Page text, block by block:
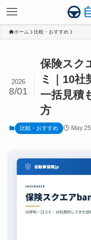
ホーム 比較・おすすめ
保険スク
ミ｜10社
一括見積
方
2026
8/01
比較・おすすめ May